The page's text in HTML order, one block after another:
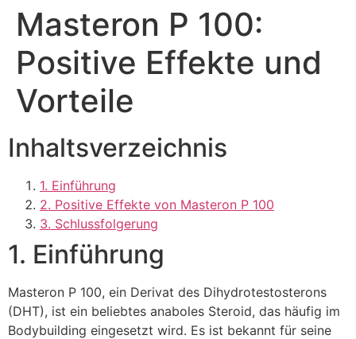
Masteron P 100:
Positive Effekte und
Vorteile
Inhaltsverzeichnis
1. Einführung
2. Positive Effekte von Masteron P 100
3. Schlussfolgerung
1. Einführung
Masteron P 100, ein Derivat des Dihydrotestosterons
(DHT), ist ein beliebtes anaboles Steroid, das häufig im
Bodybuilding eingesetzt wird. Es ist bekannt für seine